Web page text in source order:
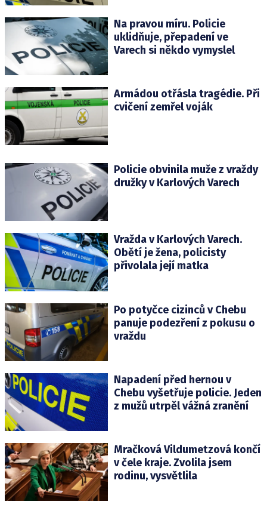
Na pravou míru. Policie
uklidňuje, přepadení ve
Varech si někdo vymyslel
Armádou otřásla tragédie. Při
cvičení zemřel voják
Policie obvinila muže z vraždy
družky v Karlových Varech
Vražda v Karlových Varech.
Obětí je žena, policisty
přivolala její matka
Po potyčce cizinců v Chebu
panuje podezření z pokusu o
vraždu
Napadení před hernou v
Chebu vyšetřuje policie. Jeden
z mužů utrpěl vážná zranění
Mračková Vildumetzová končí
v čele kraje. Zvolila jsem
rodinu, vysvětlila